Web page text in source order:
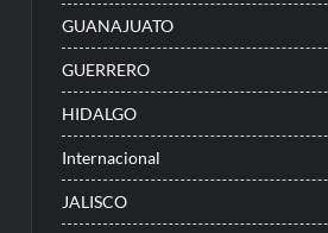
GUANAJUATO
GUERRERO
HIDALGO
Internacional
JALISCO